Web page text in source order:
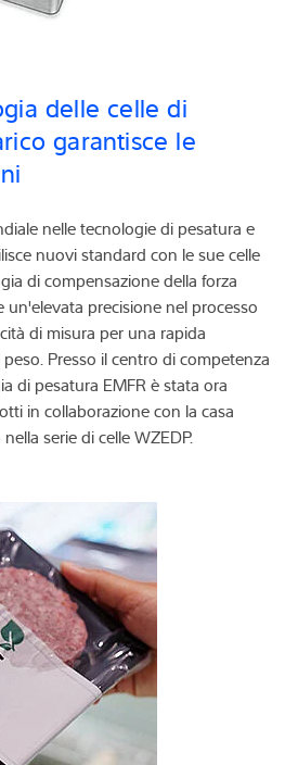
delle celle di
garantisce le
nelle tecnologie di pesatura e
nuovi standard con le sue celle
di compensazione della forza
precisione nel processo
di misura per una rapida
Presso il centro di competenza
di pesatura EMFR è stata ora
in collaborazione con la casa
serie di celle WZEDP.